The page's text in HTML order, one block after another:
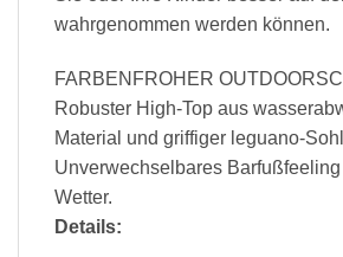
wahrgenommen werden können.
FARBENFROHER
Robuster High-Top aus
Material und griffiger leguano-
Unverwechselbares
Wetter.
Details: